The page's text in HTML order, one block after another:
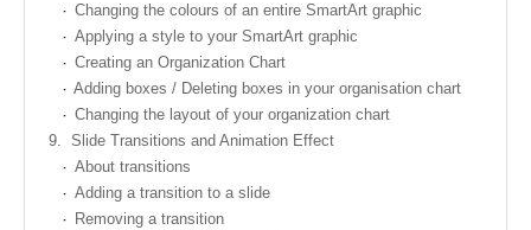
Changing the colours of an entire SmartArt graphic
Applying a style to your SmartArt graphic
Creating an Organization Chart
Adding boxes / Deleting boxes in your organisation chart
Changing the layout of your organization chart
9. Slide Transitions and Animation Effect
About transitions
Adding a transition to a slide
Removing a transition